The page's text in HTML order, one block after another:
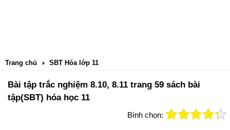
Trang chủ SBT Hóa lớp 11
Bài tập trắc nghiệm 8.10, 8.11 trang 59 sách bài
tập(SBT) hóa học 11
Bình chọn: